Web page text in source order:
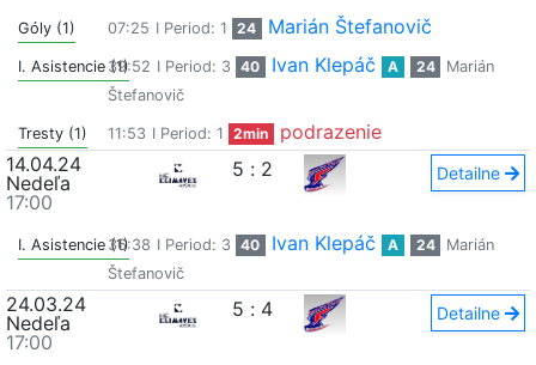
Góly (1) 07:25 I Period: 1 24 Marián Štefanovič
I. Asistencie (1)39:52 I Period: 3 40 Ivan Klepáč A 24
Marián
Štefanovič
Tresty (1) 11:53 I Period: 1 2min
podrazenie
14.04.24
Nedeľa
17:00
5 : 2 Detailne
I. Asistencie (1)36:38 I Period: 3 40 Ivan Klepáč A 24
Marián
Štefanovič
24.03.24
Nedeľa
17:00
5 : 4 Detailne